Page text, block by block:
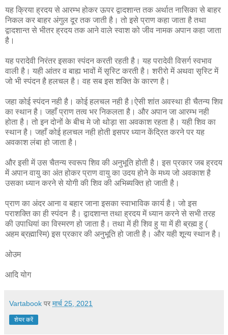
यह क्रिया ह्रदय से आरम्भ होकर ऊपर द्वादशान्त तक अर्थात नासिका से बाहर
निकल कर बाहर अंगुल दूर तक जाती है। तो इसे प्राण कहा जाता है तथा
द्वादशान्त से भीतर ह्रदय तक आने वाले स्वाश को जीव नामक अपान कहा जाता
है।
यह परादेवी निरंतर इसका स्पंदन करती रहती है। यह परादेवी विसर्ग स्वभाव
वाली है। यही आंतर व बाह्य भावों में सृस्टि करती है। शरीरो में अथवा सृस्टि में
जो भी स्पंदन है हलचल है। वह सब इस शक्ति के कारण है।
जहा कोई स्पंदन नही है। कोई हलचल नही है।ऐसी शांत अवस्था ही चैतन्य शिव
का स्थान है। जहाँ प्राण तत्व भर निकलता है। और अपान जा आरम्भ नही
होता है। तो इन दोनों के बीच मे जो थोड़ा सा अवकाश रहता है। यही शिव का
स्थान है। जहाँ कोई हलचल नही होती इसपर ध्यान केंद्रित करने पर यह
अवकाश लंबा हो जाता है।
और इसी में उस चैतन्य स्वरूप शिव की अनुभूति होती है। इस प्रकार जब ह्रदय
में अपान वायु का अंत होकर प्राण वायु का उदय होने के मध्य जो अवकाश है
उसका ध्यान करने से योगी की शिव की अभिब्यक्ति हो जाती है।
प्राण का अंदर आना व बहार जाना इसका स्वाभाविक कार्य है। जो इस
पराशक्ति का ही स्पंदन है। द्वादशान्त तथा ह्रदय में ध्यान करने से सभी तरह
की उपाधियां का विस्मरण हो जाता है। तथा में ही शिव हु या में ही ब्रह्म हु (
अहम ब्रह्मास्मि) इस प्रकार की अनुभूति हो जाती है। और यही शून्य स्थान है।
ओउम
आदि योग
Vartabook पर मार्च 25, 2021
शेयर करें